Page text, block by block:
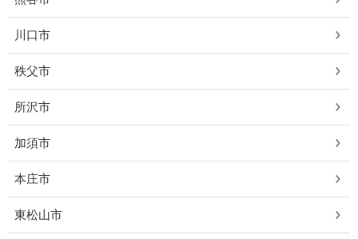
川口市
秩父市
所沢市
加須市
本庄市
東松山市